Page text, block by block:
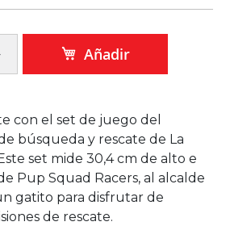
Añadir
con el set de juego del
búsqueda y rescate de La
set mide 30,4 cm de alto e
Pup Squad Racers, al alcalde
gatito para disfrutar de
de rescate.